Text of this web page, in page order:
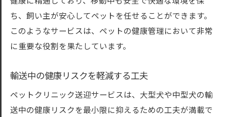
ち、飼い主が安心してペットを任せることができます。
このようなサービスは、ペットの健康管理において非常
に重要な役割を果たしています。
輸送中の健康リスクを軽減する工夫
ペットクリニック送迎サービスは、大型犬や中型犬の輸
送中の健康リスクを最小限に抑えるための工夫が満載で